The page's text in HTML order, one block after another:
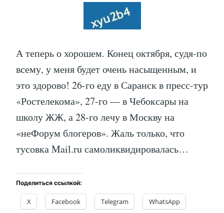
А теперь о хорошем. Конец октября, судя-по
всему, у меня будет очень насыщенным, и
это здорово! 26-го еду в Саранск в пресс-тур
«Ростелекома», 27-го — в Чебоксары на
школу ЖЖ, а 28-го лечу в Москву на
«неФорум блогеров». Жаль только, что
тусовка Mail.ru самоликвидировалась…
Поделиться ссылкой:
X Facebook Telegram WhatsApp